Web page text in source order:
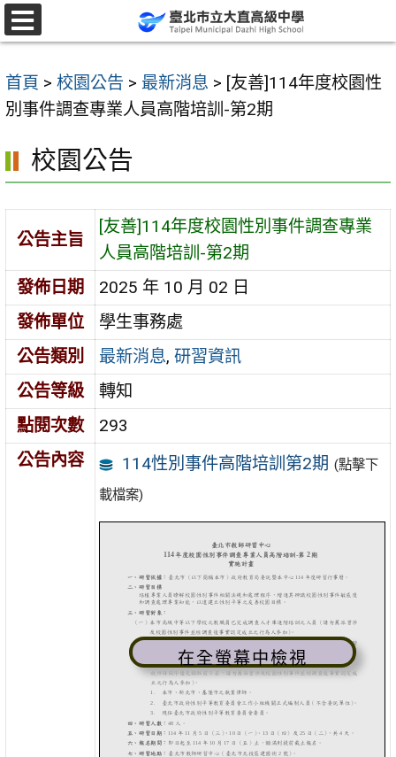
跳
至
要
內
區
首頁 > 校園公告 > 最新消息 > [友善]114年度校園性
別事件調查專業人員高階培訓-第2期
校園公告
公告主旨
[友善]114年度校園性別事件調查專業
人員高階培訓-第2期
發佈日期
2025 年 10 月 02 日
發佈單位
學生事務處
公告類別
最新消息,研習資訊
公告等級
轉知
點閱次數
293
公告內容
114性別事件高階培訓第2期 (點擊下
載檔案)
在全螢幕中檢視
選
單